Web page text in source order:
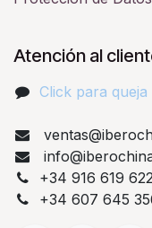
Atención al
Click para
+34 916 619 622
+34 607 645